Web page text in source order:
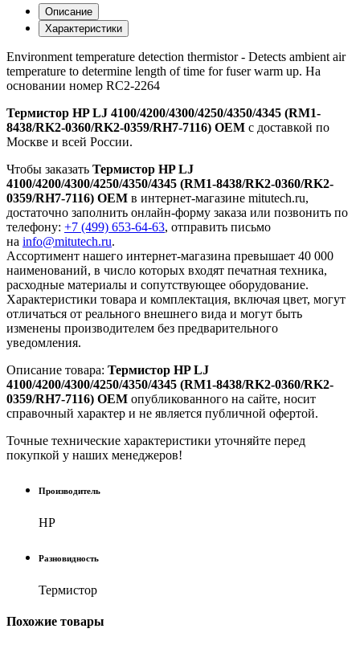
Описание
Характеристики
Environment temperature detection thermistor - Detects ambient air
temperature to determine length of time for fuser warm up. На
основании номер RC2-2264
Термистор HP LJ 4100/4200/4300/4250/4350/4345 (RM1-
8438/RK2-0360/RK2-0359/RH7-7116) OEM с доставкой по
Москве и всей России.
Чтобы заказать Термистор HP LJ
4100/4200/4300/4250/4350/4345 (RM1-8438/RK2-0360/RK2-
0359/RH7-7116) OEM в интернет-магазине mitutech.ru,
достаточно заполнить онлайн-форму заказа или позвонить по
телефону: +7 (499) 653-64-63, отправить письмо
на info@mitutech.ru.
Ассортимент нашего интернет-магазина превышает 40 000
наименований, в число которых входят печатная техника,
расходные материалы и сопутствующее оборудование.
Характеристики товара и комплектация, включая цвет, могут
отличаться от реального внешнего вида и могут быть
изменены производителем без предварительного
уведомления.
Описание товара: Термистор HP LJ
4100/4200/4300/4250/4350/4345 (RM1-8438/RK2-0360/RK2-
0359/RH7-7116) OEM опубликованного на сайте, носит
справочный характер и не является публичной офертой.
Точные технические характеристики уточняйте перед
покупкой у наших менеджеров!
Производитель
HP
Разновидность
Термистор
Похожие товары